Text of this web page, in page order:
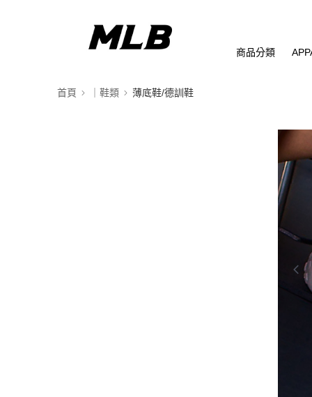
商品分類
首頁 ｜鞋類 薄底鞋/德訓鞋